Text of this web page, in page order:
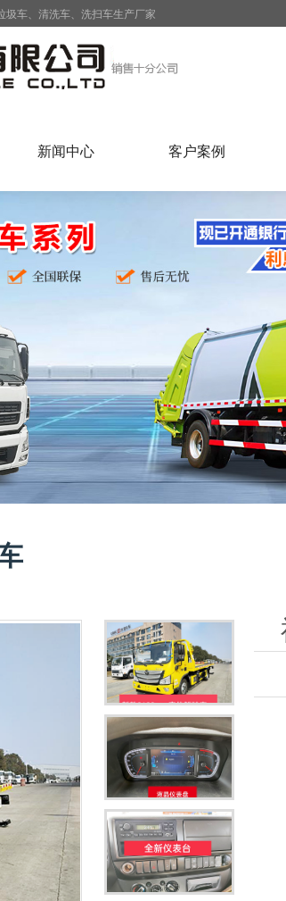
车、清洗车、洗扫车生产厂家
新闻中心 客户案例